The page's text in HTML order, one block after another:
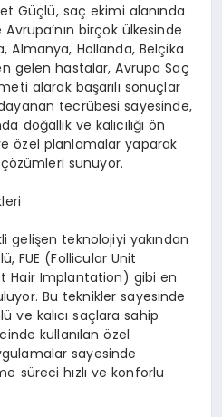
Güçlü, saç ekimi alanında
birçok ülkesinde
Almanya, Hollanda, Belçika
gelen hastalar, Avrupa Saç
alarak başarılı sonuçlar
tecrübesi sayesinde,
doğallık ve kalıcılığı ön
özel planlamalar yaparak
sunuyor.
gelişen teknolojiyi yakından
FUE (Follicular Unit
Hair Implantation) gibi en
Bu teknikler sayesinde
ve kalıcı saçlara sahip
kullanılan özel
sayesinde
süreci hızlı ve konforlu